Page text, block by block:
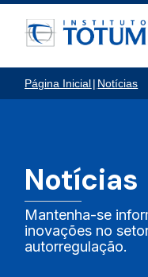
Página Inicial| Notícias
Notícias
Mantenha-se
inovações no
autorregulação.